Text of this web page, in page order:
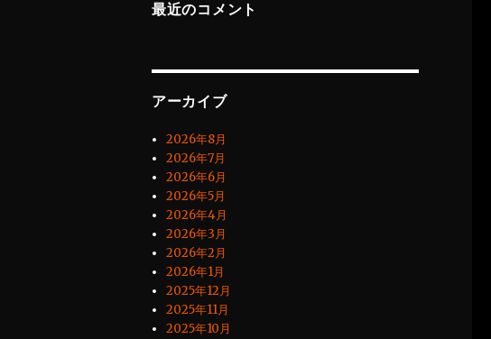
最近のコメント
アーカイブ
2026年8月
2026年7月
2026年6月
2026年5月
2026年4月
2026年3月
2026年2月
2026年1月
2025年12月
2025年11月
2025年10月